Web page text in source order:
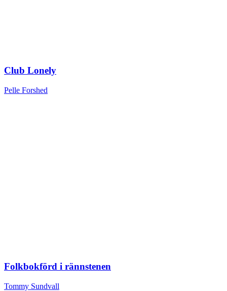
Club Lonely
Pelle Forshed
Folkbokförd i rännstenen
Tommy Sundvall